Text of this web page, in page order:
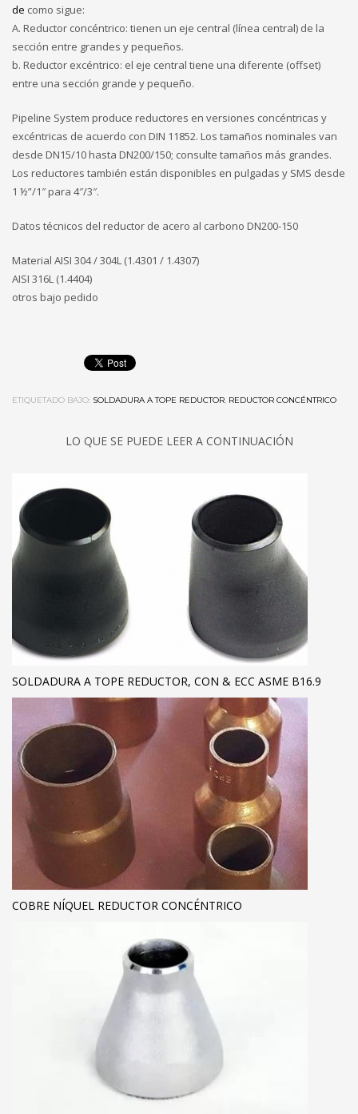
de como sigue:
A. Reductor concéntrico: tienen un eje central (línea central) de la
sección entre grandes y pequeños.
b. Reductor excéntrico: el eje central tiene una diferente (offset)
entre una sección grande y pequeño.
Pipeline System produce reductores en versiones concéntricas y
excéntricas de acuerdo con DIN 11852. Los tamaños nominales van
desde DN15/10 hasta DN200/150; consulte tamaños más grandes.
Los reductores también están disponibles en pulgadas y SMS desde
1 ½”/1″ para 4″/3″.
Datos técnicos del reductor de acero al carbono DN200-150
Material AISI 304 / 304L (1.4301 / 1.4307)
AISI 316L (1.4404)
otros bajo pedido
ETIQUETADO BAJO: SOLDADURA A TOPE REDUCTOR, REDUCTOR CONCÉNTRICO
LO QUE SE PUEDE LEER A CONTINUACIÓN
SOLDADURA A TOPE REDUCTOR, CON & ECC ASME B16.9
COBRE NÍQUEL REDUCTOR CONCÉNTRICO